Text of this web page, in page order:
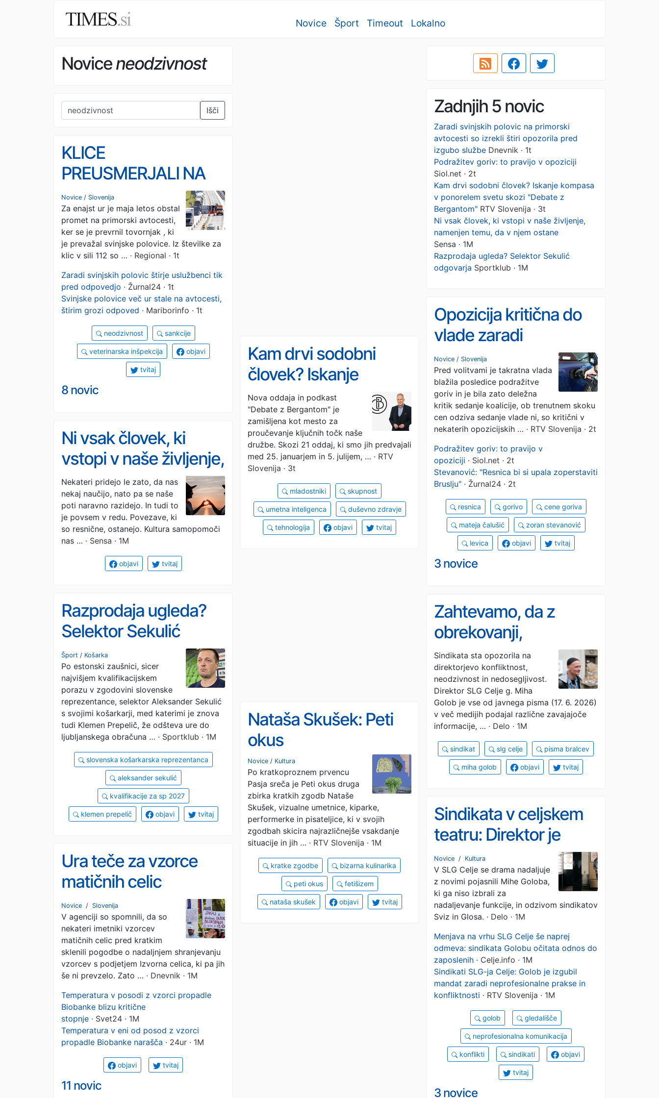
Novice Šport Timeout Lokalno
Noviceneodzivnost
Išči Zadnjih 5 novic
Zaradi svinjskih polovic na primorski
avtocesti so izrekli štiri opozorila pred
izgubo službe Dnevnik · 1t
Podražitev goriv: to pravijo v opoziciji
Siol.net · 2t
Kam drvi sodobni človek? Iskanje kompasa
v ponorelem svetu skozi "Debate z
Bergantom" RTV Slovenija · 3t
Ni vsak človek, ki vstopi v naše življenje,
namenjen temu, da v njem ostane
Sensa · 1M
Razprodaja ugleda? Selektor Sekulić
odgovarja Sportklub · 1M
KLICE
PREUSMERJALI NA
NEODZIVNO
ŠTEVILKO: 11 ur
zaprta primorska
avtocesta, štiri
opozorila pred
odpovedjo
Novice / Slovenija
Za enajst ur je maja letos obstal
promet na primorski avtocesti,
ker se je prevrnil tovornjak , ki
je prevažal svinjske polovice. Iz številke za
klic v sili 112 so … · Regional · 1t
Zaradi svinjskih polovic štirje uslužbenci tik
pred odpovedjo · Žurnal24 · 1t
Svinjske polovice več ur stale na avtocesti,
štirim grozi odpoved · Mariborinfo · 1t
neodzivnost sankcije
veterinarska inšpekcija objavi
tvitaj
8 novic
Opozicija kritična do
vlade zaradi
neodzivnosti na
podražitev goriv
Novice / Slovenija
Pred volitvami je takratna vlada
blažila posledice podražitve
goriv in je bila zato deležna
kritik sedanje koalicije, ob trenutnem skoku
cen odziva sedanje vlade ni, so kritični v
nekaterih opozicijskih … · RTV Slovenija · 2t
Podražitev goriv: to pravijo v
opoziciji · Siol.net · 2t
Stevanović: "Resnica bi si upala zoperstaviti
Bruslju" · Žurnal24 · 2t
resnica gorivo cene goriva
mateja čalušić zoran stevanović
levica objavi tvitaj
3 novice
Kam drvi sodobni
človek? Iskanje
kompasa v ponorelem
svetu skozi "Debate z
Bergantom"
Nova oddaja in podkast
"Debate z Bergantom" je
zamišljena kot mesto za
proučevanje ključnih točk naše
družbe. Skozi 21 oddaj, ki smo jih predvajali
med 25. januarjem in 5. julijem, … · RTV
Slovenija · 3t
mladostniki skupnost
umetna inteligenca duševno zdravje
tehnologija objavi tvitaj
Ni vsak človek, ki
vstopi v naše življenje,
namenjen temu, da v
njem ostane
Nekateri pridejo le zato, da nas
nekaj naučijo, nato pa se naše
poti naravno razidejo. In tudi to
je povsem v redu. Povezave, ki
so resnične, ostanejo. Kultura samopomoči
nas … · Sensa · 1M
objavi tvitaj
Razprodaja ugleda?
Selektor Sekulić
odgovarja
Šport / Košarka
Po estonski zaušnici, sicer
najvišjem kvalifikacijskem
porazu v zgodovini slovenske
reprezentance, selektor Aleksander Sekulić
s svojimi košarkarji, med katerimi je znova
tudi Klemen Prepelič, že odšteva ure do
ljubljanskega obračuna … · Sportklub · 1M
slovenska košarkarska reprezentanca
aleksander sekulić
kvalifikacije za sp 2027
klemen prepelič objavi tvitaj
Zahtevamo, da z
obrekovanji,
diskreditiranjem in
ustrahovanjem takoj
prenehate
Sindikata sta opozorila na
direktorjevo konfliktnost,
neodzivnost in nedosegljivost.
Direktor SLG Celje g. Miha
Golob je vse od javnega pisma (17. 6. 2026)
v več medijih podajal različne zavajajoče
informacije, … · Delo · 1M
sindikat slg celje pisma bralcev
miha golob objavi tvitaj
Nataša Skušek: Peti
okus
Novice / Kultura
Po kratkoproznem prvencu
Pasja sreča je Peti okus druga
zbirka kratkih zgodb Nataše
Skušek, vizualne umetnice, kiparke,
performerke in pisateljice, ki v svojih
zgodbah skicira najrazličnejše vsakdanje
situacije in jih … · RTV Slovenija · 1M
kratke zgodbe bizarna kulinarika
peti okus fetišizem
nataša skušek objavi tvitaj
Sindikata v celjskem
teatru: Direktor je
konflikten
Novice / Kultura
V SLG Celje se drama nadaljuje
z novimi pojasnili Mihe Goloba,
ki ga niso izbrali za
nadaljevanje funkcije, in odzivom sindikatov
Sviz in Glosa. · Delo · 1M
Menjava na vrhu SLG Celje še naprej
odmeva: sindikata Golobu očitata odnos do
zaposlenih · Celje.info · 1M
Sindikati SLG-ja Celje: Golob je izgubil
mandat zaradi neprofesionalne prakse in
konfliktnosti · RTV Slovenija · 1M
golob gledališče
neprofesionalna komunikacija
konflikti sindikati objavi
tvitaj
3 novice
Ura teče za vzorce
matičnih celic
propadle Biobanke
Novice / Slovenija
V agenciji so spomnili, da so
nekateri imetniki vzorcev
matičnih celic pred kratkim
sklenili pogodbe o nadaljnjem shranjevanju
vzorcev s podjetjem Izvorna celica, ki pa jih
še ni prevzelo. Zato … · Dnevnik · 1M
Temperatura v posodi z vzorci propadle
Biobanke blizu kritične
stopnje · Svet24 · 1M
Temperatura v eni od posod z vzorci
propadle Biobanke narašča · 24ur · 1M
objavi tvitaj
11 novic